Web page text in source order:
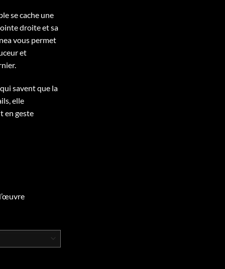
se cache une
droite et sa
vous permet
et
savent que la
elle
en geste